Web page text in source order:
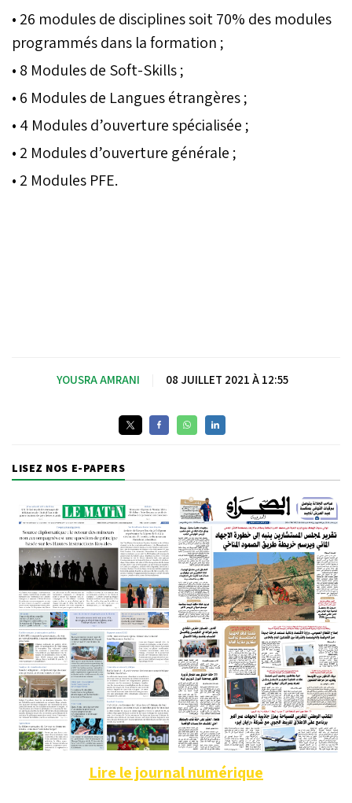
• 26 modules de disciplines soit 70% des modules
programmés dans la formation ;
• 8 Modules de Soft-Skills ;
• 6 Modules de Langues étrangères ;
• 4 Modules d’ouverture spécialisée ;
• 2 Modules d’ouverture générale ;
• 2 Modules PFE.
YOUSRA AMRANI 08 JUILLET 2021 À 12:55
LISEZ NOS E-PAPERS
Lire le journal numérique